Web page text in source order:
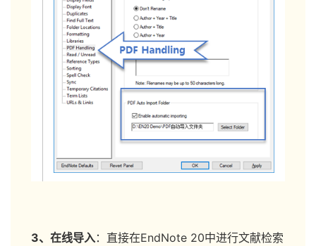
3、在线导入：直接在EndNote 20中进行文献检索